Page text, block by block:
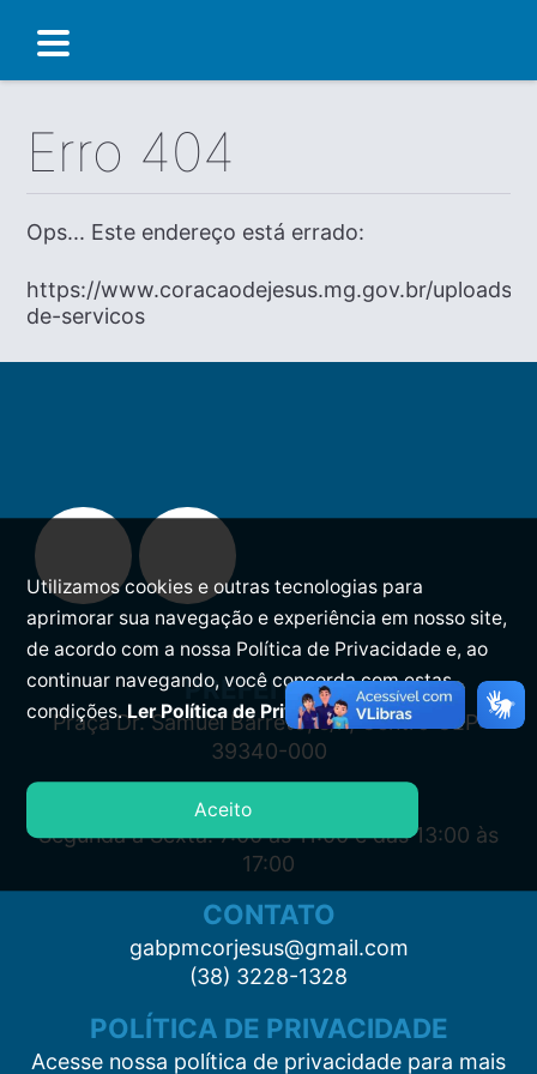
Erro 404
Ops... Este endereço está errado:
https://www.coracaodejesus.mg.gov.br/uploads/
de-servicos
PREFEITURA
Praça Dr. Samuel Barreto, s/n, Centro CEP:
39340-000
ATENDIMENTO
Segunda à Sexta: 7:00 às 11:00 e das 13:00 às
17:00
CONTATO
gabpmcorjesus@gmail.com
(38) 3228-1328
POLÍTICA DE PRIVACIDADE
Acesse nossa política de privacidade para mais
Utilizamos cookies e outras tecnologias para
aprimorar sua navegação e experiência em nosso site,
de acordo com a nossa Política de Privacidade e, ao
continuar navegando, você concorda com estas
condições.Ler Política de Privacidade.
Aceito